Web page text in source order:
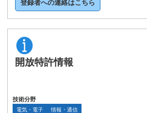
登録者への連絡はこちら
開放特許情報
技術分野
電気・電子 情報・通信